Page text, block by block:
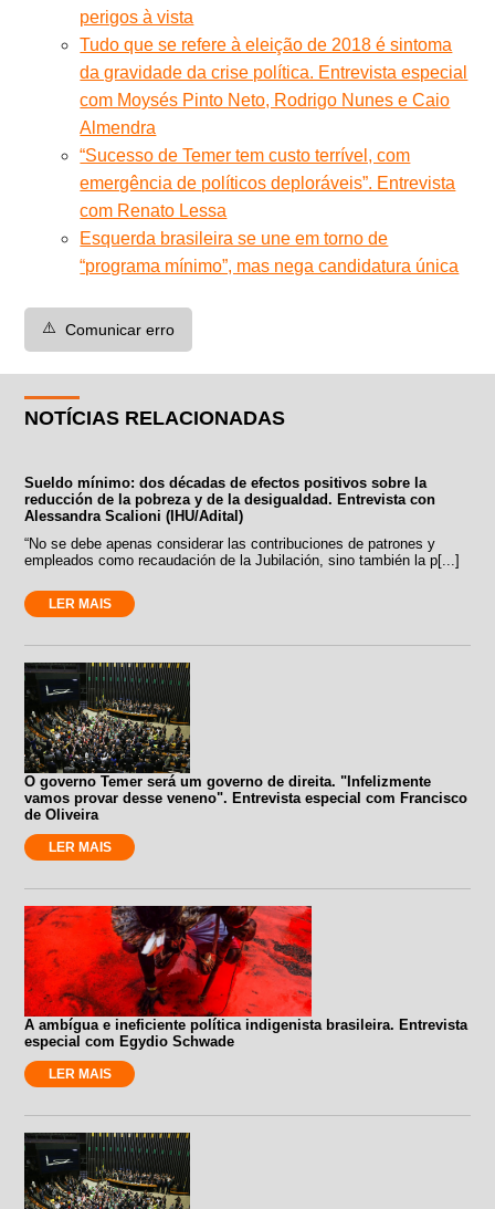
perigos à vista
Tudo que se refere à eleição de 2018 é sintoma
da gravidade da crise política. Entrevista especial
com Moysés Pinto Neto, Rodrigo Nunes e Caio
Almendra
“Sucesso de Temer tem custo terrível, com
emergência de políticos deploráveis”. Entrevista
com Renato Lessa
Esquerda brasileira se une em torno de
“programa mínimo”, mas nega candidatura única
⚠️ Comunicar erro
NOTÍCIAS RELACIONADAS
Sueldo mínimo: dos décadas de efectos positivos sobre la
reducción de la pobreza y de la desigualdad. Entrevista con
Alessandra Scalioni (IHU/Adital)
“No se debe apenas considerar las contribuciones de patrones y
empleados como recaudación de la Jubilación, sino también la p[...]
LER MAIS
O governo Temer será um governo de direita. "Infelizmente
vamos provar desse veneno". Entrevista especial com Francisco
de Oliveira
LER MAIS
A ambígua e ineficiente política indigenista brasileira. Entrevista
especial com Egydio Schwade
LER MAIS